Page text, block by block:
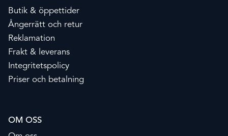
Butik & öppettider
Ångerrätt och retur
Reklamation
Frakt & leverans
Integritetspolicy
Priser och betalning
OM OSS